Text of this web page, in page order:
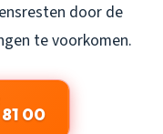
door de
te voorkomen.
00